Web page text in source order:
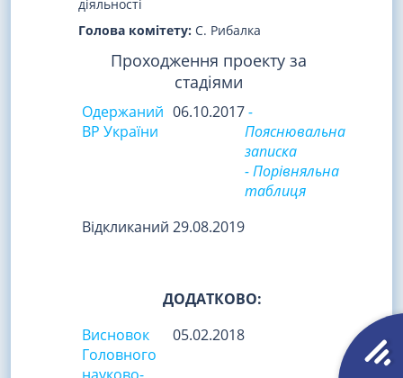
діяльності
Голова комітету: С. Рибалка
Проходження проекту за
стадіями
Одержаний
ВР України
06.10.2017-
Пояснювальна
записка
- Порівняльна
таблиця
Відкликаний 29.08.2019
ДОДАТКОВО:
Висновок
Головного
05.02.2018